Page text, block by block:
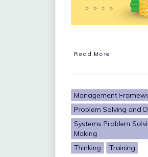
Read More
Management
Problem Solving and
Systems Problem
Making
Thinking
Training